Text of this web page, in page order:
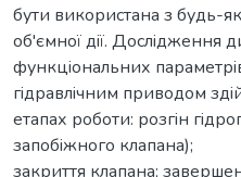
бути використана з будь-
об'ємної дiї. Дослiдження
функцiональних
гiдравлiчним приводом
етапах роботи: розгiн
запобiжного клапана);
закриття клапана;